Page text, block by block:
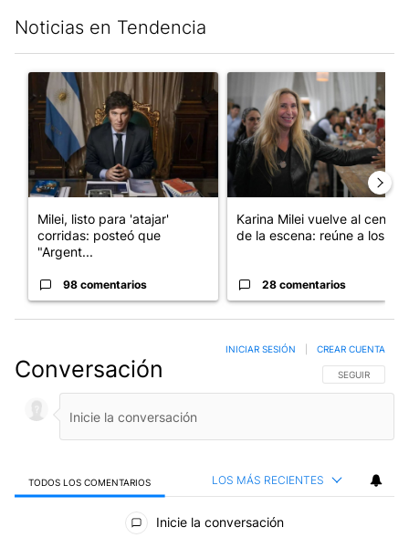
Noticias en Tendencia
Un artículo de tendencia con el título "Milei, listo para 'atajar'
Milei, listo para 'atajar'
corridas: posteó que
"Argent...
98 comentarios
Un artículo de tendencia
Karina Milei vuelve al centro
de la escena: reúne a los...
28 comentarios
Conversación SIGA ESTA
SEGUIR
INICIAR SESIÓN CREAR CUENTA
TODOS LOS COMENTARIOS LOS MÁS RECIENTES
Todos los comentarios
Inicie la conversación